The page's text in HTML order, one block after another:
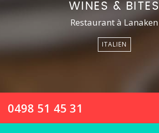
WINES & BITES
Restaurant à Lanaken
ITALIEN
0498 51 45 31